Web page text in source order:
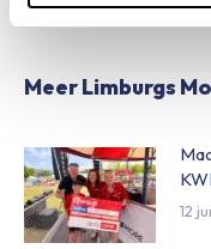
Meer Limburgs
12